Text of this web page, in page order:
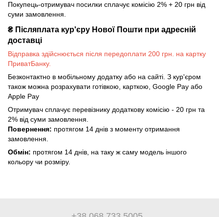
Покупець-отримувач посилки сплачує комісію 2% + 20 грн від
суми замовлення.
₴ Післяплата кур'єру Нової Пошти при адресній
доставці
Відправка здійснюється після передоплати 200 грн. на картку
ПриватБанку.
Безконтактно в мобільному додатку або на сайті. З кур'єром
також можна розрахувати готівкою, карткою, Google Pay або
Apple Pay
Отримувач сплачує перевізнику додаткову комісію - 20 грн та
2% від суми замовлення.
Повернення: протягом 14 днів з моменту отримання
замовлення.
Обмін: протягом 14 днів, на таку ж саму модель іншого
кольору чи розміру.